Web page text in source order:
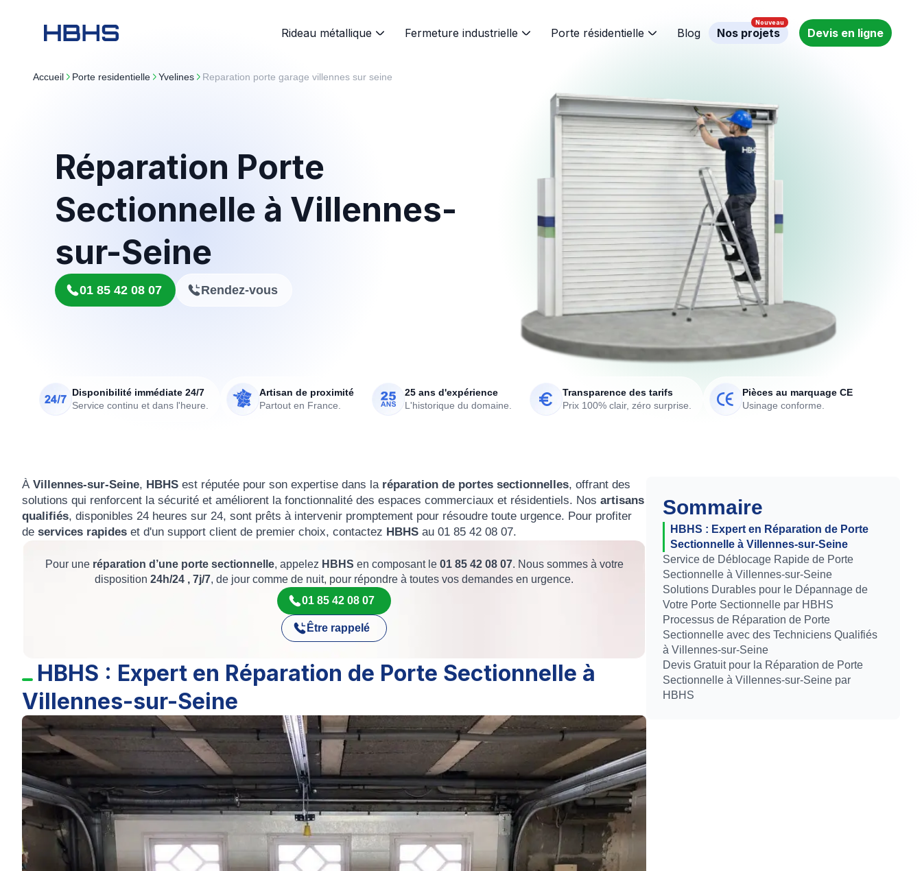
Rideau métallique Fermeture industrielle Porte résidentielle Blog Nos projets Devis en ligne
Accueil porte residentielle yvelines Reparation porte garage villennes sur seine
Réparation Porte
Sectionnelle à Villennes-
sur-Seine
01 85 42 08 07 Rendez-vous
Disponibilité immédiate 24/7
Service continu et dans l'heure.
Artisan de proximité
Partout en France.
25 ans d'expérience
L'historique du domaine.
Transparence des tarifs
Prix 100% clair, zéro surprise.
Pièces au marquage CE
Usinage conforme.
Sommaire
HBHS : Expert en Réparation de Porte
Sectionnelle à Villennes-sur-Seine
Service de Déblocage Rapide de Porte
Sectionnelle à Villennes-sur-Seine
Solutions Durables pour le Dépannage de
Votre Porte Sectionnelle par HBHS
Processus de Réparation de Porte
Sectionnelle avec des Techniciens Qualifiés
à Villennes-sur-Seine
Devis Gratuit pour la Réparation de Porte
Sectionnelle à Villennes-sur-Seine par
HBHS
À Villennes-sur-Seine, HBHS est réputée pour son expertise dans la réparation de portes sectionnelles, offrant des
solutions qui renforcent la sécurité et améliorent la fonctionnalité des espaces commerciaux et résidentiels. Nos artisans
qualifiés, disponibles 24 heures sur 24, sont prêts à intervenir promptement pour résoudre toute urgence. Pour profiter
de services rapides et d'un support client de premier choix, contactez HBHS au 01 85 42 08 07.
Pour uneréparation d’une porte sectionnelle, appelez HBHS en composant le 01 85 42 08 07. Nous sommes à votre
disposition 24h/24 , 7j/7, de jour comme de nuit, pour répondre à toutes vos demandes en urgence.
01 85 42 08 07
Être rappelé
HBHS : Expert en Réparation de Porte Sectionnelle à
Villennes-sur-Seine